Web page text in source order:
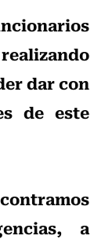
dar con
de este
a